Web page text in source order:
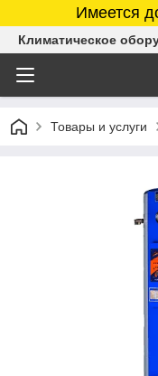
Имеется
Климатическое
Товары и услуги